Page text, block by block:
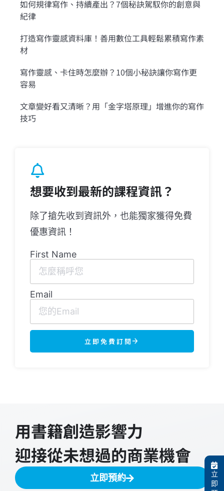
如何規律寫作、持續產出？7個秘訣駕馭你的創意與
紀律
打造寫作靈感資料庫！善用數位工具輕鬆累積寫作素
材
寫作靈感、卡住時怎麼辦？10個小秘訣讓你寫作更
容易
文章變好看又清晰？用「金字塔原理」增進你的寫作
技巧
想要收到最新的課程資訊？
除了搶先收到資訊外，也能獨家獲得免費
優惠資訊！
First Name
Email
立即免費訂閱
用書籍創造影響力
迎接從未想過的商業機會
立即預約
立
即